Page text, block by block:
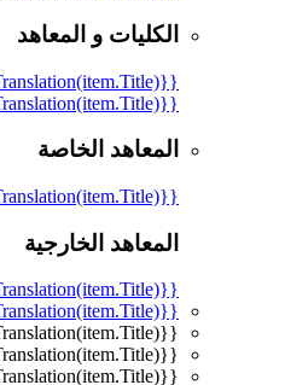
الكليات و المعاهد
{{mmc.getCurrentTranslation(item.Title)}}
{{mmc.getCurrentTranslation(item.Title)}}
المعاهد الخاصة
{{mmc.getCurrentTranslation(item.Title)}}
المعاهد الخارجية
{{mmc.getCurrentTranslation(item.Title)}}
{{mmc.getCurrentTranslation(item.Title)}}
{{mmc.getCurrentTranslation(item.Title)}}
{{mmc.getCurrentTranslation(item.Title)}}
{{mmc.getCurrentTranslation(item.Title)}}